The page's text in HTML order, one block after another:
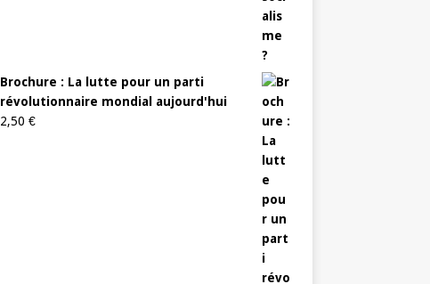
Brochure : La lutte pour un parti
révolutionnaire mondial aujourd'hui
2,50 €